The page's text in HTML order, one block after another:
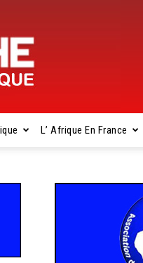
L’ Afrique En France